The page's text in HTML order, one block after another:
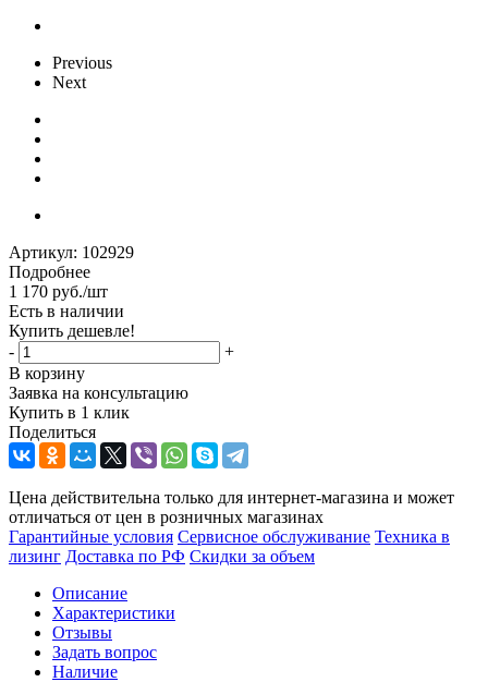
Previous
Next
Артикул: 102929
Подробнее
1 170 руб./шт
Есть в наличии
Купить дешевле!
-
+
В корзину
Заявка на консультацию
Купить в 1 клик
Поделиться
Цена действительна только для интернет-магазина и может
отличаться от цен в розничных магазинах
Гарантийные условия Сервисное обслуживание Техника в
лизинг Доставка по РФ Скидки за объем
Описание
Характеристики
Отзывы
Задать вопрос
Наличие